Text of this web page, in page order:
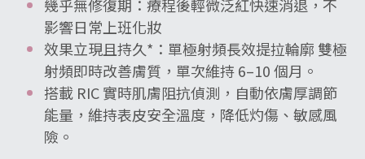
幾乎無修復期：療程後輕微泛紅快速消退，不
影響日常上班化妝
效果立現且持久*：單極射頻長效提拉輪廓 雙極
射頻即時改善膚質，單次維持 6–10 個月。
搭載 RIC 實時肌膚阻抗偵測，自動依膚厚調節
能量，維持表皮安全溫度，降低灼傷、敏感風
險。